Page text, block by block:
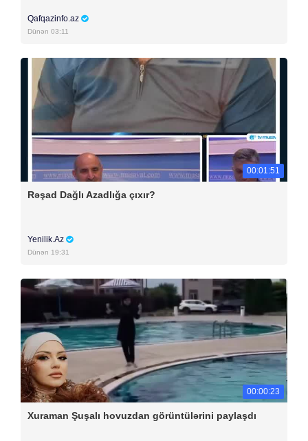
Qafqazinfo.az
Dünən 03:11
00:01:51
Rəşad Dağlı Azadlığa çıxır?
Yenilik.Az
Dünən 19:31
00:00:23
Xuraman Şuşalı hovuzdan görüntülərini paylaşdı